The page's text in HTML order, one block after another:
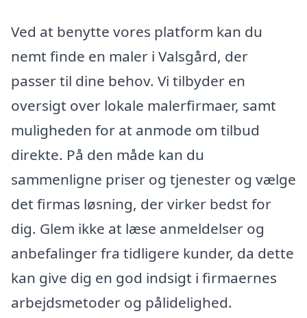
Ved at benytte vores platform kan du
nemt finde en maler i Valsgård, der
passer til dine behov. Vi tilbyder en
oversigt over lokale malerfirmaer, samt
muligheden for at anmode om tilbud
direkte. På den måde kan du
sammenligne priser og tjenester og vælge
det firmas løsning, der virker bedst for
dig. Glem ikke at læse anmeldelser og
anbefalinger fra tidligere kunder, da dette
kan give dig en god indsigt i firmaernes
arbejdsmetoder og pålidelighed.